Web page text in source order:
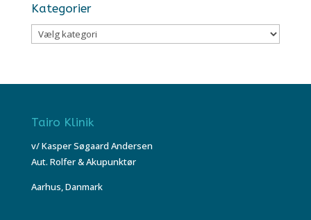
Kategorier
Kategorier
Tairo Klinik
v/ Kasper Søgaard Andersen
Aut. Rolfer & Akupunktør
Aarhus, Danmark